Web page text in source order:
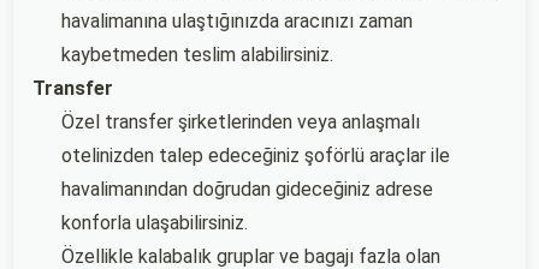
havalimanına ulaştığınızda aracınızı zaman
kaybetmeden teslim alabilirsiniz.
Transfer
Özel transfer şirketlerinden veya anlaşmalı
otelinizden talep edeceğiniz şoförlü araçlar ile
havalimanından doğrudan gideceğiniz adrese
konforla ulaşabilirsiniz.
Özellikle kalabalık gruplar ve bagajı fazla olan